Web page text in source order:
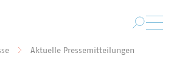
Aktuelle Pressemitteilungen